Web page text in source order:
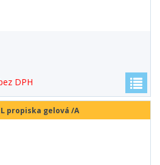
DPH
propiska gelová /A